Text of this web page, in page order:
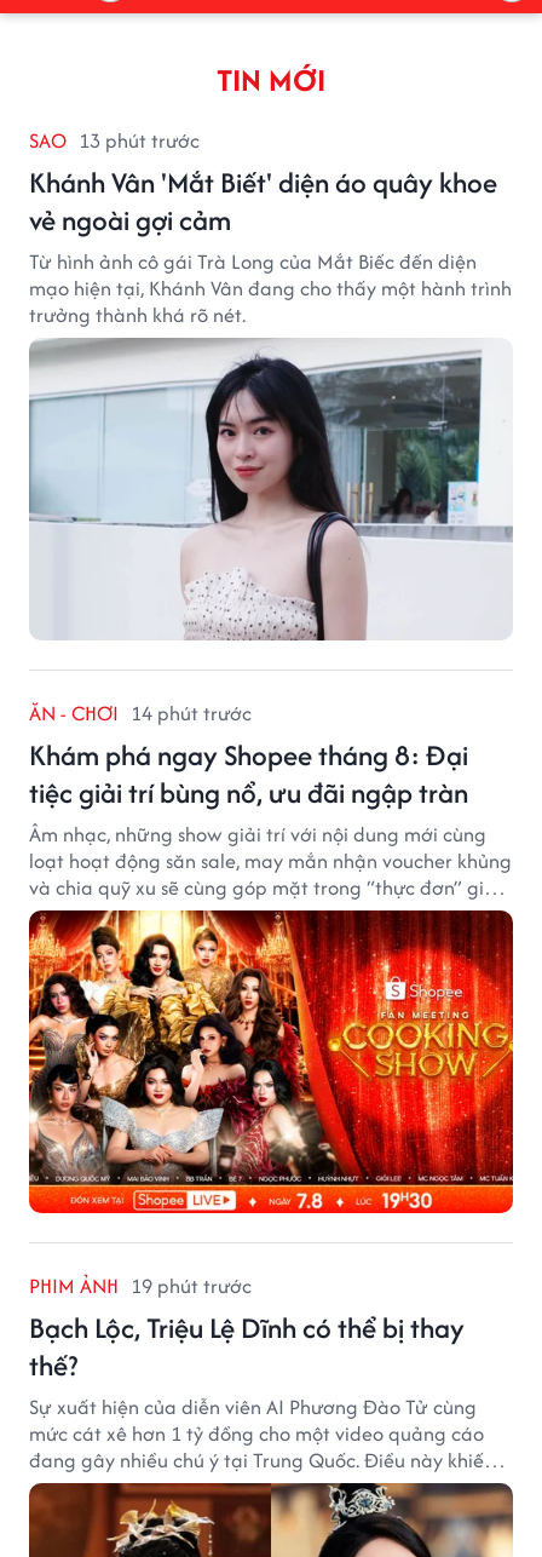
TIN MỚI
SAO 13 phút trước
Khánh Vân 'Mắt Biết' diện áo quây khoe
vẻ ngoài gợi cảm
Từ hình ảnh cô gái Trà Long của Mắt Biếc đến diện
mạo hiện tại, Khánh Vân đang cho thấy một hành trình
trưởng thành khá rõ nét.
ĂN - CHƠI 14 phút trước
Khám phá ngay Shopee tháng 8: Đại
tiệc giải trí bùng nổ, ưu đãi ngập tràn
Âm nhạc, những show giải trí với nội dung mới cùng
loạt hoạt động săn sale, may mắn nhận voucher khủng
và chia quỹ xu sẽ cùng góp mặt trong “thực đơn” giải
trí cuối tuần trên Shopee, diễn ra liên tiếp vào ngày
7/8 và 8/8.
PHIM ẢNH 19 phút trước
Bạch Lộc, Triệu Lệ Dĩnh có thể bị thay
thế?
Sự xuất hiện của diễn viên AI Phương Đào Tử cùng
mức cát xê hơn 1 tỷ đồng cho một video quảng cáo
đang gây nhiều chú ý tại Trung Quốc. Điều này khiến
không ít người đặt câu hỏi liệu những ngôi sao hàng
đầu như Bạch Lộc, Triệu Lệ Dĩnh có thể bị thay thế
trong tương lai.